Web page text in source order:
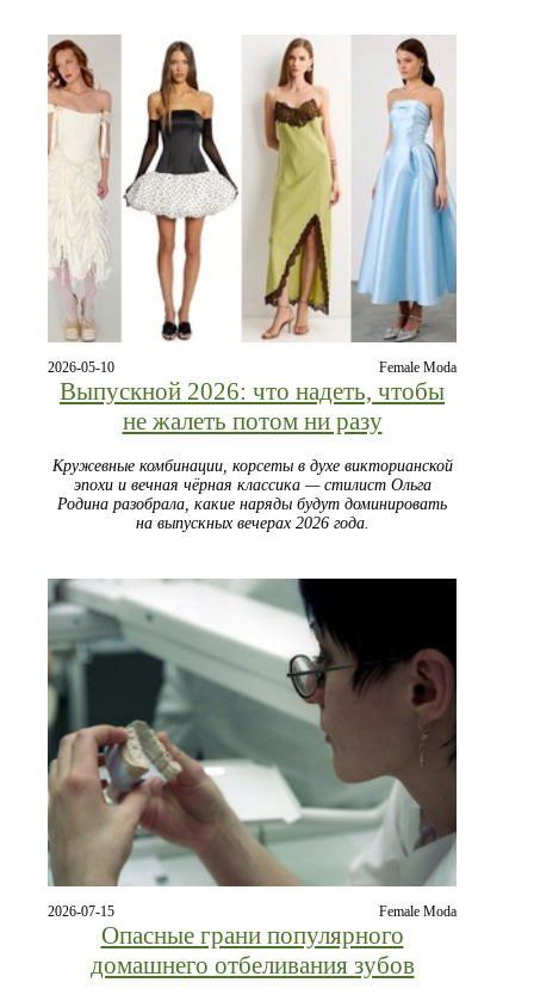
2026-05-10 Female Moda
Выпускной 2026: что надеть, чтобы
не жалеть потом ни разу
Кружевные комбинации, корсеты в духе викторианской
эпохи и вечная чёрная классика — стилист Ольга
Родина разобрала, какие наряды будут доминировать
на выпускных вечерах 2026 года.
2026-07-15 Female Moda
Опасные грани популярного
домашнего отбеливания зубов